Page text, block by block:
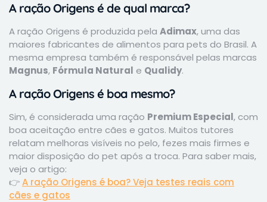
A ração Origens é de qual marca?
A ração Origens é produzida pela Adimax, uma das
maiores fabricantes de alimentos para pets do Brasil. A
mesma empresa também é responsável pelas marcas
Magnus, Fórmula Natural e Qualidy.
A ração Origens é boa mesmo?
Sim, é considerada uma ração Premium Especial, com
boa aceitação entre cães e gatos. Muitos tutores
relatam melhoras visíveis no pelo, fezes mais firmes e
maior disposição do pet após a troca. Para saber mais,
veja o artigo:
👉A ração Origens é boa? Veja testes reais com
cães e gatos